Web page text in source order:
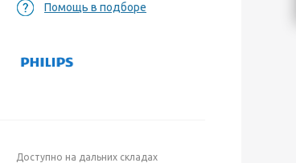
Помощь в подборе
Доступно на дальних складах